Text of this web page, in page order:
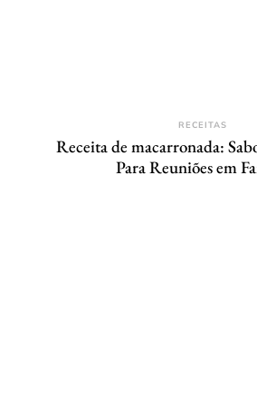
RECEITAS
Receita de macarronada:
Para Reuniões em